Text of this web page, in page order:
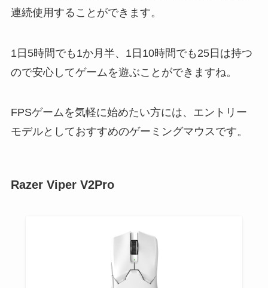
連続使用することができます。
1日5時間でも1か月半、1日10時間でも25日は持つ
ので安心してゲームを遊ぶことができますね。
FPSゲームを気軽に始めたい方には、エントリー
モデルとしておすすめのゲーミングマウスです。
Razer Viper V2Pro